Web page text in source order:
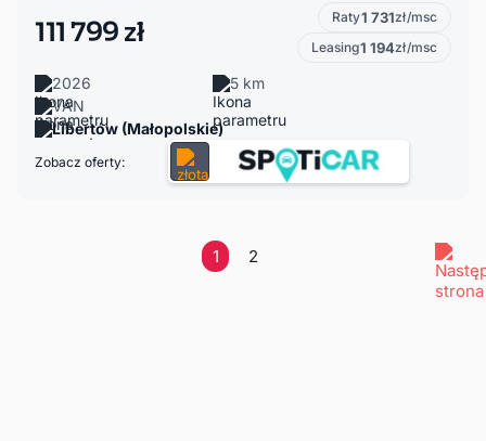
111 799 zł Raty1 731zł/msc
Leasing1 194zł/msc
2026
5 km
VAN
Libertów (Małopolskie)
Zobacz oferty:
1 2